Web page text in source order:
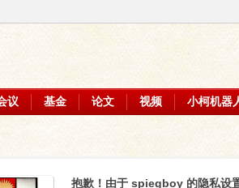
议 基金 论文 视频 小柯机器
抱歉！由于 spiegboy 的隐私设